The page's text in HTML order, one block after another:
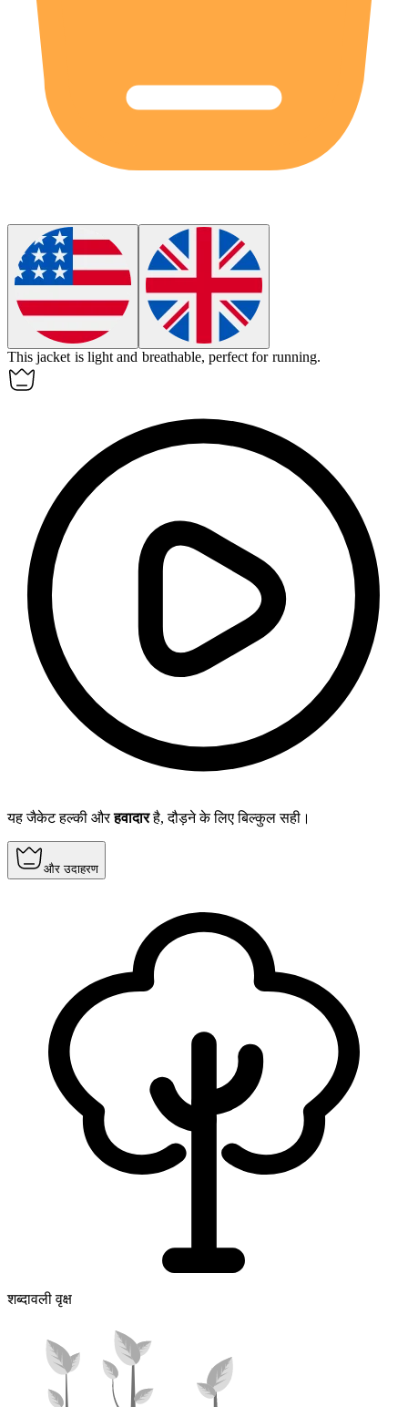
This jacket is light and breathable, perfect for running.
यह जैकेट हल्की औरहवादारहै, दौड़ने के लिए बिल्कुल सही।
और उदाहरण
शब्दावली वृक्ष